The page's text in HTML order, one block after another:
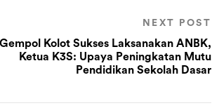
NEXT POST
Kolot Sukses Laksanakan ANBK,
Ketua K3S: Upaya Peningkatan Mutu
Pendidikan Sekolah Dasar